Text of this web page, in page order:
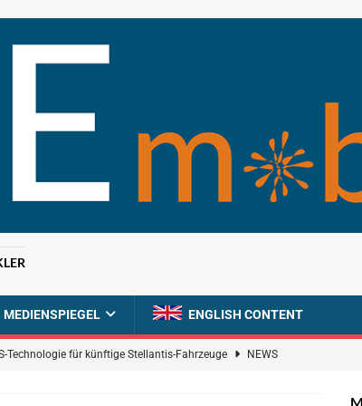
MEDIENSPIEGEL ENGLISH CONTENT
Technologie für künftige Stellantis-Fahrzeuge NEWS